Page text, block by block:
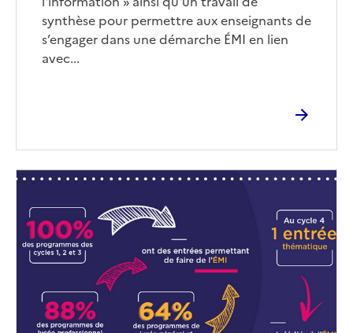
synthèse pour permettre aux enseignants de
s’engager dans une démarche ÉMI en lien
avec...
Image
couverture
(conseillée)